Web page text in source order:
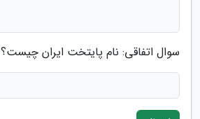
سوال اتفاقی: نام پایتخت ایران چیست؟